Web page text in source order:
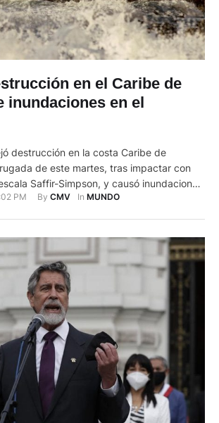
en el Caribe de
inundaciones en el
destrucción en la costa Caribe de
de este martes, tras impactar con
Saffir-Simpson, y causó inundaciones
ya degradado a categoría 1. Iota,
PM By CMV In MUNDO